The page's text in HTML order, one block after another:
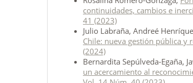
continuidades, cambios e
41 (2023)
Julio Labraña, Andreé
Chile: nueva gestión pública y
(2024)
Bernardita Sepúlveda-Egaña,
un acercamiento al